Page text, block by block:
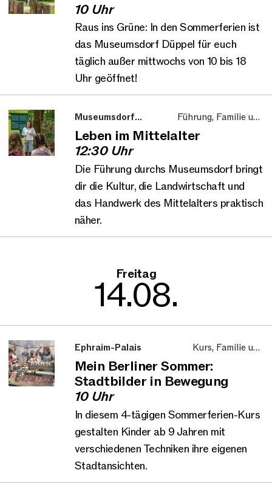
10 Uhr
Raus ins Grüne: In den Sommerferien ist
das Museumsdorf Düppel für euch
täglich außer mittwochs von 10 bis 18
Uhr geöffnet!
Museumsdorf
Düppel
Führung, Familie und
Leben im Mittelalter
12:30 Uhr
Die Führung durchs Museumsdorf bringt
dir die Kultur, die Landwirtschaft und
das Handwerk des Mittelalters praktisch
näher.
Freitag
14.08.
Ephraim-Palais
Kurs, Familie und
Mein Berliner Sommer:
Stadtbilder in Bewegung
10 Uhr
In diesem 4-tägigen Sommerferien-Kurs
gestalten Kinder ab 9 Jahren mit
verschiedenen Techniken ihre eigenen
Stadtansichten.